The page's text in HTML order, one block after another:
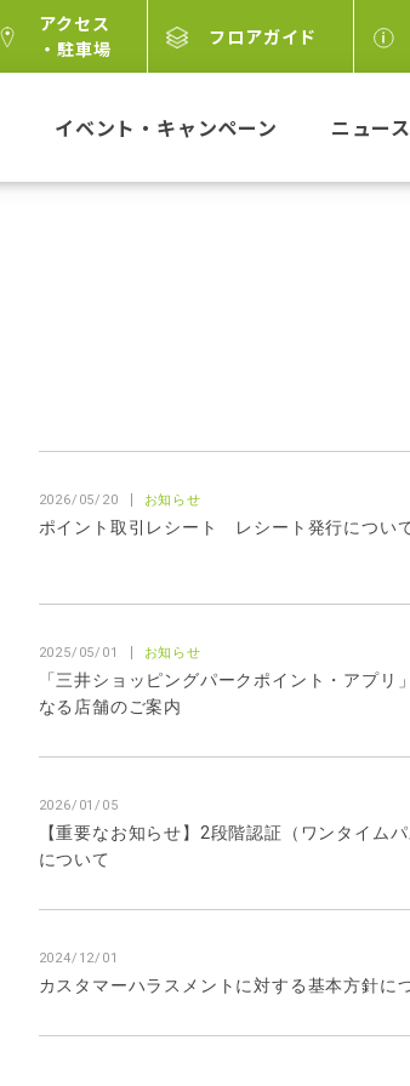
アクセス
・駐車場
フロアガイド
イベント・キャンペーン ニュース
2026/05/20 お知らせ
ポイント取引レシート レシート発行につい
2025/05/01 お知らせ
「三井ショッピングパークポイント・アプリ
なる店舗のご案内
2026/01/05
【重要なお知らせ】2段階認証（ワンタイム
について
2024/12/01
カスタマーハラスメントに対する基本方針に